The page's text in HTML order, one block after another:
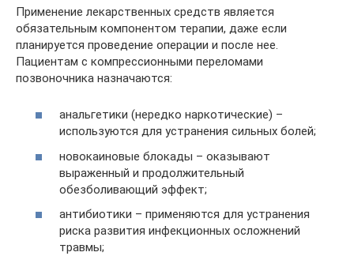
Применение лекарственных средств является
обязательным компонентом терапии, даже если
планируется проведение операции и после нее.
Пациентам с компрессионными переломами
позвоночника назначаются:
анальгетики (нередко наркотические) –
используются для устранения сильных болей;
новокаиновые блокады – оказывают
выраженный и продолжительный
обезболивающий эффект;
антибиотики – применяются для устранения
риска развития инфекционных осложнений
травмы;